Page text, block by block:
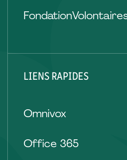
Fondation
LIENS RAPIDES
Omnivox
Office 365